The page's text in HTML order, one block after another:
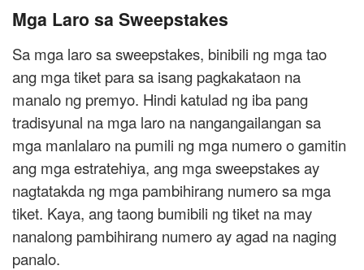
Mga Laro sa Sweepstakes
Sa mga laro sa sweepstakes, binibili ng mga tao
ang mga tiket para sa isang pagkakataon na
manalo ng premyo. Hindi katulad ng iba pang
tradisyunal na mga laro na nangangailangan sa
mga manlalaro na pumili ng mga numero o gamitin
ang mga estratehiya, ang mga sweepstakes ay
nagtatakda ng mga pambihirang numero sa mga
tiket. Kaya, ang taong bumibili ng tiket na may
nanalong pambihirang numero ay agad na naging
panalo.